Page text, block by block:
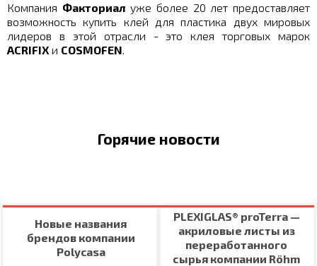
Компания Факториал уже более 20 лет предоставляет
возможность купить клей для пластика двух мировых
лидеров в этой отрасли - это клея торговых марок
ACRIFIX и COSMOFEN.
Горячие новости
Новые названия
брендов компании
Polycasa
PLEXIGLAS® proTerra —
акриловые листы из
переработанного
сырья компании Röhm